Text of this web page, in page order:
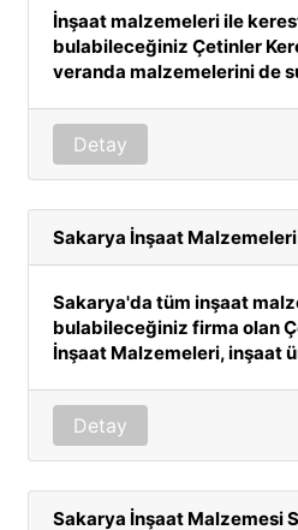
İnşaat malzemeleri ile
bulabileceğiniz Çetinler
veranda malzemelerini de
Detay
Sakarya İnşaat Malzemeleri
Sakarya'da tüm inşaat
bulabileceğiniz firma olan
İnşaat Malzemeleri, inşaat
Detay
Sakarya İnşaat Malzemesi